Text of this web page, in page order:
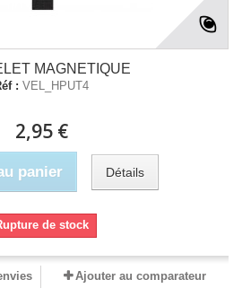
MAGNETIQUE
: VEL_HPUT4
2,95 €
panier Détails
de stock
Ajouter au comparateur